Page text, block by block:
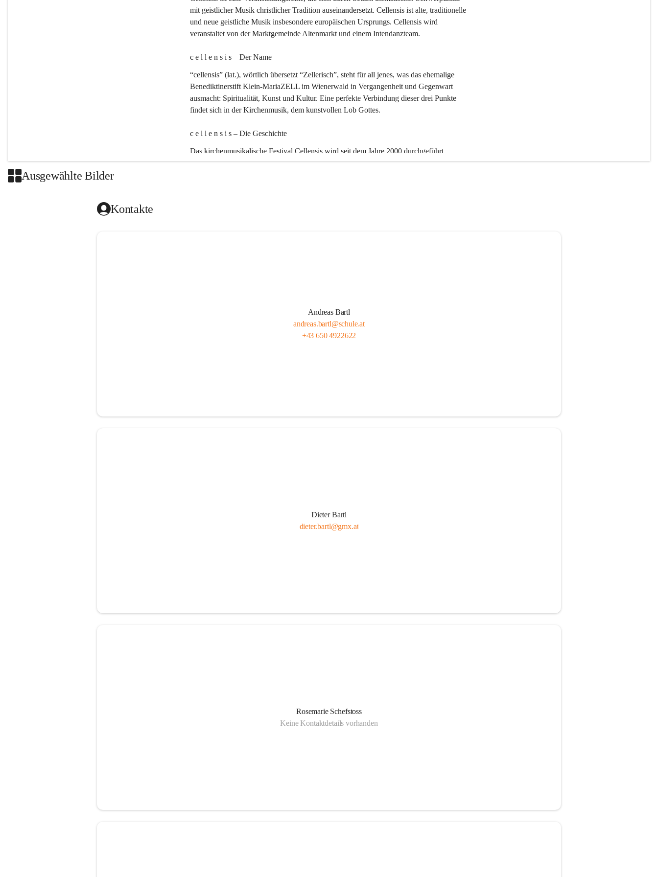
mit geistlicher Musik christlicher Tradition auseinandersetzt. Cellensis ist alte, traditionelle
und neue geistliche Musik insbesondere europäischen Ursprungs. Cellensis wird
veranstaltet von der Marktgemeinde Altenmarkt und einem Intendanzteam.
c e l l e n s i s – Der Name
“cellensis” (lat.), wörtlich übersetzt “Zellerisch”, steht für all jenes, was das ehemalige
Benediktinerstift Klein-MariaZELL im Wienerwald in Vergangenheit und Gegenwart
ausmacht: Spiritualität, Kunst und Kultur. Eine perfekte Verbindung dieser drei Punkte
findet sich in der Kirchenmusik, dem kunstvollen Lob Gottes.
c e l l e n s i s – Die Geschichte
Das kirchenmusikalische Festival Cellensis wird seit dem Jahre 2000 durchgeführt
Ausgewählte Bilder
Kontakte
Andreas Bartl
andreas.bartl@schule.at
+43 650 4922622
Dieter Bartl
dieter.bartl@gmx.at
Rosemarie Schefstoss
Keine Kontaktdetails vorhanden